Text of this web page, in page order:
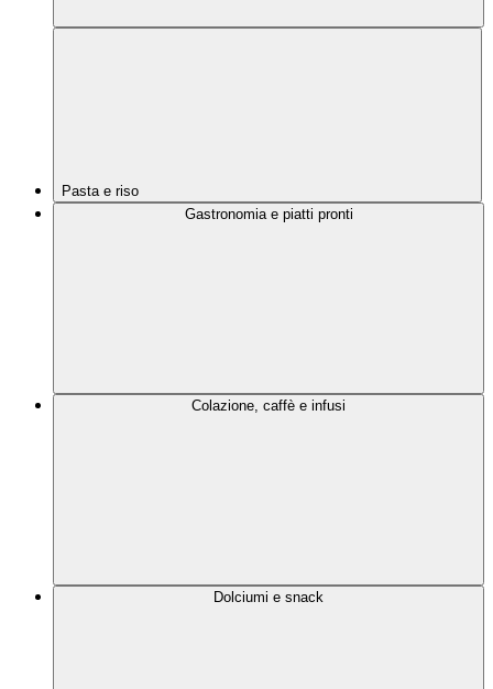
Pasta e riso
Gastronomia e piatti pronti
Colazione, caffè e infusi
Dolciumi e snack